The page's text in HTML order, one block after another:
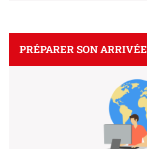
PRÉPARER SON ARRIVÉE